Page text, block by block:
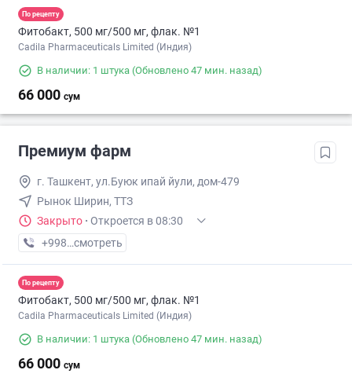
По рецепту
Фитобакт, 500 мг/500 мг, флак. №1
Cadila Pharmaceuticals Limited (Индия)
В наличии: 1 штука (Обновлено 47 мин. назад)
66 000 сум
Премиум фарм
г. Ташкент, ул.Буюк ипай йули, дом-479
Рынок Ширин, ТТЗ
Закрыто · Откроется в 08:30
+998 (71) XXX-XX-XX
смотреть
По рецепту
Фитобакт, 500 мг/500 мг, флак. №1
Cadila Pharmaceuticals Limited (Индия)
В наличии: 1 штука (Обновлено 47 мин. назад)
66 000 сум